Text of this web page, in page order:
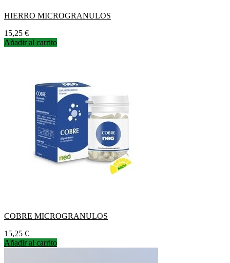
HIERRO MICROGRANULOS
Precio
15,25 €
Añadir al carrito
COBRE MICROGRANULOS
Precio
15,25 €
Añadir al carrito